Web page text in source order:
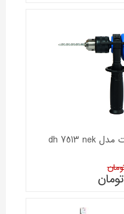
تومان